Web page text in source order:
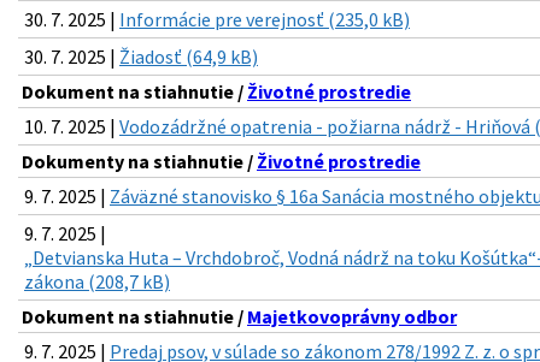
30. 7. 2025 | Informácie pre verejnosť (235,0 kB)
30. 7. 2025 | Žiadosť (64,9 kB)
Dokument na stiahnutie / Životné prostredie
10. 7. 2025 | Vodozádržné opatrenia - požiarna nádrž - Hriňová
Dokumenty na stiahnutie / Životné prostredie
9. 7. 2025 | Záväzné stanovisko § 16a Sanácia mostného
9. 7. 2025 |
„Detvianska Huta – Vrchdobroč, Vodná nádrž na toku
zákona (208,7 kB)
Dokument na stiahnutie / Majetkovoprávny odbor
9. 7. 2025 | Predaj psov, v súlade so zákonom 278/1992 Z. z. o